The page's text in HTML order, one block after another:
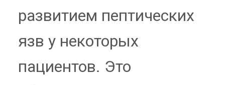
развитием пептических
язв у некоторых
пациентов. Это